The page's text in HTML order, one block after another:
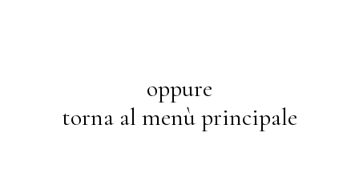
oppure
torna al menù principale